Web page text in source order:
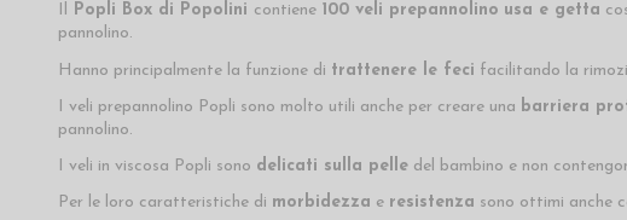
Il Popli Box di Popolini contiene100 veli prepannolino usa e getta
pannolino.
Hanno principalmente la funzione di trattenere le feci facilitando la
I veli prepannolino Popli sono molto utili anche per creare una barriera
pannolino.
I veli in viscosa Popli sono delicati sulla pelledel bambino e non
Per le loro caratteristiche di morbidezza e resistenza sono ottimi anche